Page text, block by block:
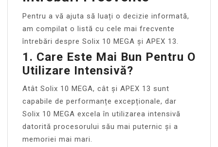
Pentru a vă ajuta să luați o decizie informată,
am compilat o listă cu cele mai frecvente
întrebări despre Solix 10 MEGA și APEX 13.
1. Care Este Mai Bun Pentru O
Utilizare Intensivă?
Atât Solix 10 MEGA, cât și APEX 13 sunt
capabile de performanțe excepționale, dar
Solix 10 MEGA excela în utilizarea intensivă
datorită procesorului său mai puternic și a
memoriei mai mari.